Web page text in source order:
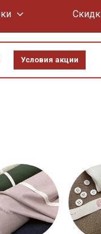
Условия акции
от
на узкие